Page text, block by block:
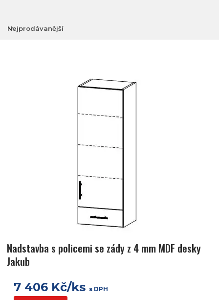
Nejprodávanější
Nadstavba s policemi se zády z 4 mm MDF desky
Jakub
7 406 Kč/ks s DPH